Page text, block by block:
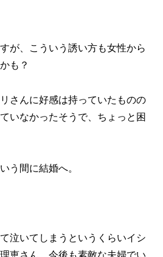
が、こういう誘い方も女性から
も？
さんに好感は持っていたものの
いなかったそうで、ちょっと困
う間に結婚へ。
泣いてしまうというくらいイシ
恵さん、今後も素敵な夫婦でい